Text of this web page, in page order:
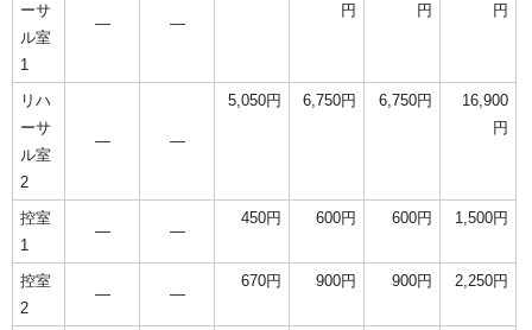
ーサ
ル室
1
― ―
円
円
円
リハ
ーサ
ル室
2
― ―
5,050円 6,750円 6,750円
16,900
円
控室
1
― ―
450円 600円 600円 1,500円
控室
2
― ―
670円 900円 900円 2,250円